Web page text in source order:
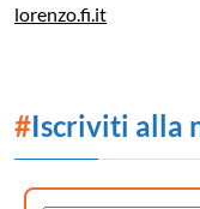
lorenzo.fi.it
#Iscriviti alla